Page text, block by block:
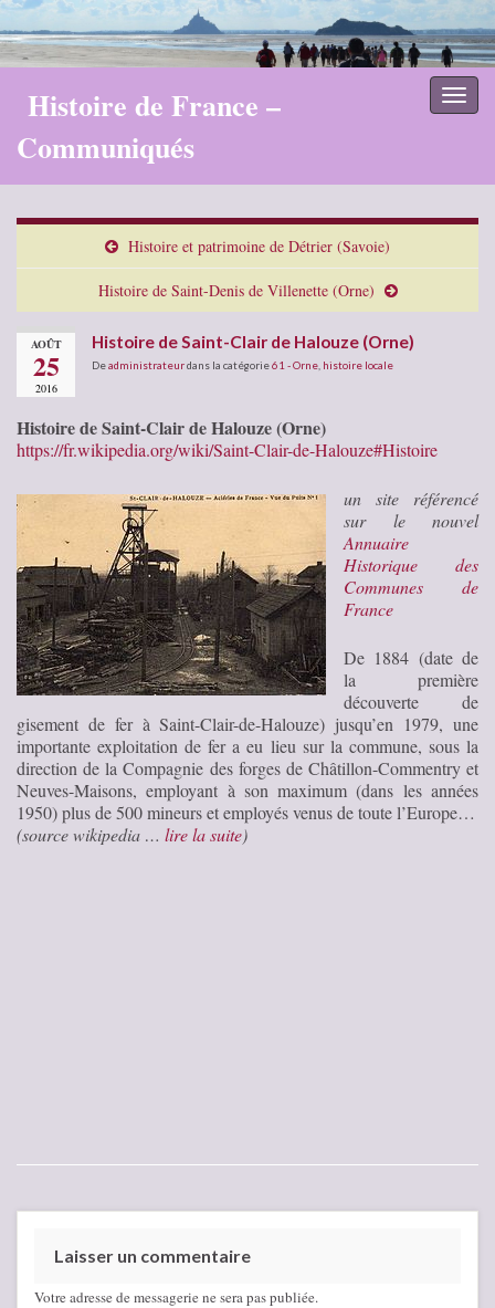
Histoire de France –
Communiqués
Histoire et patrimoine de Détrier (Savoie)
Histoire de Saint-Denis de Villenette (Orne)
AOÛT
25
2016
Histoire de Saint-Clair de Halouze (Orne)
Deadministrateurdans la catégorie61 - Orne histoire locale
Histoire de Saint-Clair de Halouze (Orne)
https://fr.wikipedia.org/wiki/Saint-Clair-de-Halouze#Histoire
un site référencé
sur le nouvel
Annuaire
Historique des
Communes de
France
De 1884 (date de
la première
découverte de
gisement de fer à Saint-Clair-de-Halouze) jusqu’en 1979, une
importante exploitation de fer a eu lieu sur la commune, sous la
direction de la Compagnie des forges de Châtillon-Commentry et
Neuves-Maisons, employant à son maximum (dans les années
1950) plus de 500 mineurs et employés venus de toute l’Europe…
(source wikipedia … lire la suite)
Laisser un commentaire
Votre adresse de messagerie ne sera pas publiée.